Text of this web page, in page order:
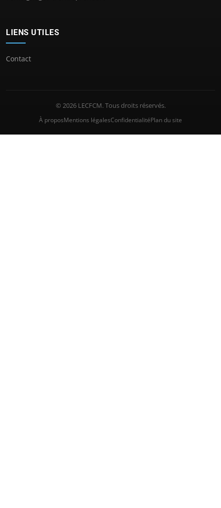
LIENS UTILES
Contact
© 2026 LECFCM. Tous droits réservés.
À proposMentions légalesConfidentialitéPlan du site